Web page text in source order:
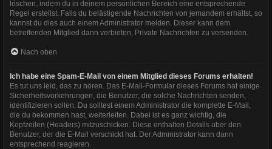
löschen, indem du in deinem persönlichen Bereich eine entsprechende
Regel erstellst. Falls du belästigende Nachrichten von jemandem erhältst, so
kannst du dies auch einem Administrator melden. Dieser kann dem
betreffenden Mitglied dann verbieten, Private Nachrichten zu versenden.
Nach oben
Ich habe eine Spam-E-Mail von einem Mitglied dieses Forums erhalten!
Es tut uns leid, das zu hören. Das E-Mail-Formular dieses Forums hat einige
Sicherheitsvorkehrungen, die Benutzer, die solche Nachrichten senden,
identifizieren sollen. Du solltest einem Administrator die komplette E-Mail,
die du bekommen hast, weiterleiten. Dabei ist es ganz wichtig, die
Kopfzeilen (Headers) mitzuschicken. Diese enthalten Details über den
Benutzer, der die E-Mail verschickt hat. Der Administrator kann dann
entsprechend reagieren.